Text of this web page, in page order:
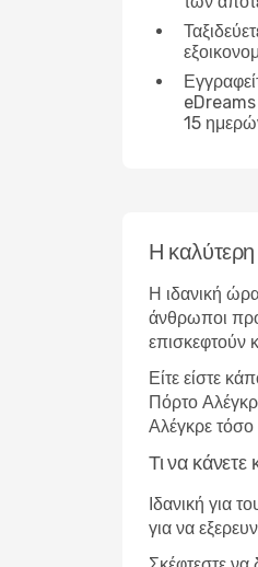
eDreams
15
Η καλύτερη
Η ιδανική
άνθρωποι
επισκεφτούν
Είτε είστε
Πόρτο
Αλέγκρε
Τι να
Ιδανική για
για να